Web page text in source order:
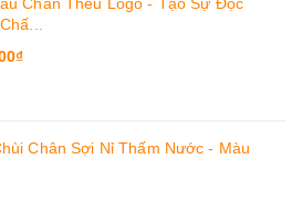
Chân Thêu Logo - Tạo Sự Độc
Chân Sợi Nỉ Thấm Nước - Màu